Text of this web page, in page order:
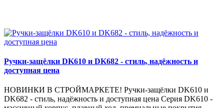
Ручки-защёлки DK610 и DK682 - стиль, надёжность и
доступная цена
НОВИНКИ В СТРОЙМАРКЕТЕ! Ручки-защёлки DK610 и
DK682 - стиль, надёжность и доступная цена Серия DK610 -